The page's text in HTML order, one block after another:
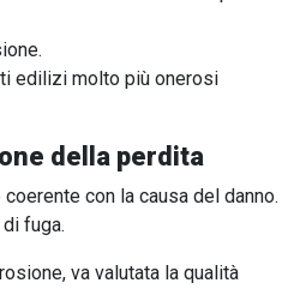
edilizi molto più onerosi
della perdita
con la causa del danno.
fuga.
va valutata la qualità